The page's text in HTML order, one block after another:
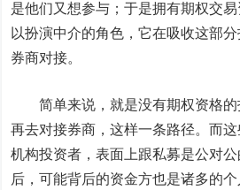
是他们又想参与；于是拥有期权交
以扮演中介的角色，它在吸收这部
券商对接。
简单来说，就是没有期权资格的
再去对接券商，这样一条路径。而
机构投资者，表面上跟私募是公对
后，可能背后的资金方也是诸多的个